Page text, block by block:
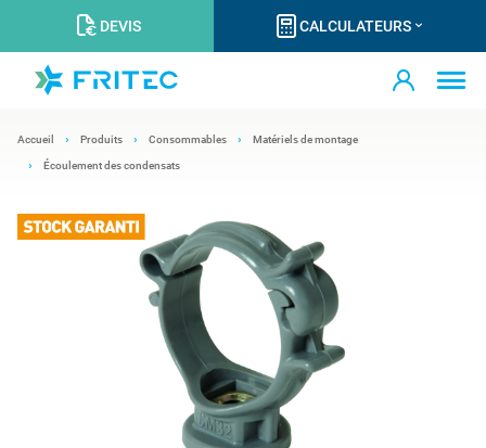
DEVIS CALCULATEURS
Accueil Produits Consommables Matériels de montage
Écoulement des condensats